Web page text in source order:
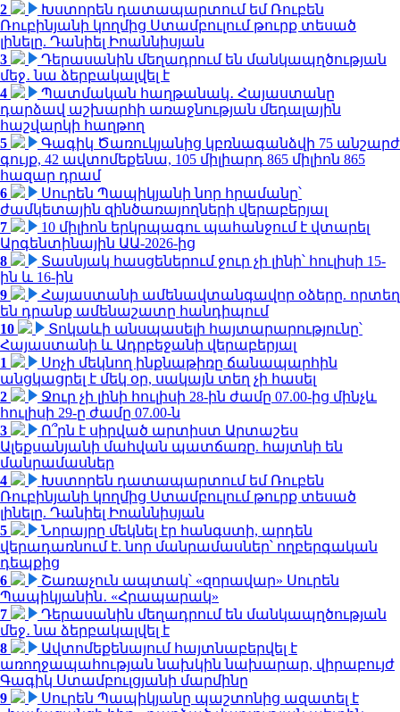
2
Խստորեն դատապարտում եմ Ռուբեն
Ռուբինյանի կողմից Ստամբուլում թուրք տեսած
լինելը. Դանիել Իոաննիսյան
3
Դերասանին մեղադրում են մանկապղծության
մեջ․ նա ձերբակալվել է
4
Պատմական հաղթանակ․ Հայաստանը
դարձավ աշխարհի առաջնության մեդալային
հաշվարկի հաղթող
5
Գագիկ Ծառուկյանից կբռնագանձվի 75 անշարժ
գույք, 42 ավտոմեքենա, 105 միլիարդ 865 միլիոն 865
հազար դրամ
6
Սուրեն Պապիկյանի նոր հրամանը՝
ժամկետային զինծառայողների վերաբերյալ
7
10 միլիոն երկրպագու պահանջում է վտարել
Արգենտինային ԱԱ-2026-ից
8
Տասնյակ հասցեներում ջուր չի լինի՝ հուլիսի 15-
ին և 16-ին
9
Հայաստանի ամենավտանգավոր օձերը. որտեղ
են դրանք ամենաշատը հանդիպում
10
Տոկաևի անսպասելի հայտարարությունը՝
Հայաստանի և Ադրբեջանի վերաբերյալ
1
Սոչի մեկնող ինքնաթիռը ճանապարհին
անցկացրել է մեկ օր, սակայն տեղ չի հասել
2
Ջուր չի լինի հուլիսի 28-ին ժամը 07.00-ից մինչև
հուլիսի 29-ը ժամը 07.00-ն
3
Ո՞րն է սիրված արտիստ Արտաշես
Ալեքսանյանի մահվան պատճառը. հայտնի են
մանրամասներ
4
Խստորեն դատապարտում եմ Ռուբեն
Ռուբինյանի կողմից Ստամբուլում թուրք տեսած
լինելը. Դանիել Իոաննիսյան
5
Նորայրը մեկնել էր հանգստի, արդեն
վերադառնում է. նոր մանրամասներ՝ ողբերգական
դեպքից
6
Շառաչուն ապտակ՝ «զորավար» Սուրեն
Պապիկյանին․ «Հրապարակ»
7
Դերասանին մեղադրում են մանկապղծության
մեջ․ նա ձերբակալվել է
8
Ավտոմեքենայում հայտնաբերվել է
առողջապահության նախկին նախարար, վիրաբույժ
Գագիկ Ստամբուլցյանի մարմինը
9
Սուրեն Պապիկյանը պաշտոնից ազատել է